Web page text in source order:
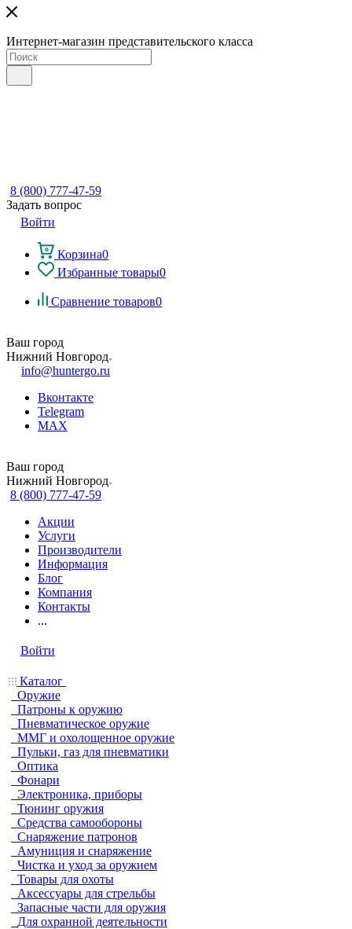
Интернет-магазин представительского класса
8 (800) 777-47-59
Задать вопрос
Войти
Корзина0
Избранные товары0
Сравнение товаров0
Ваш город
Нижний Новгород
info@huntergo.ru
Вконтакте
Telegram
MAX
Ваш город
Нижний Новгород
8 (800) 777-47-59
Акции
Услуги
Производители
Информация
Блог
Компания
Контакты
...
Войти
Каталог
Оружие
Патроны к оружию
Пневматическое оружие
ММГ и охолощенное оружие
Пульки, газ для пневматики
Оптика
Фонари
Электроника, приборы
Тюнинг оружия
Средства самообороны
Снаряжение патронов
Амуниция и снаряжение
Чистка и уход за оружием
Товары для охоты
Аксессуары для стрельбы
Запасные части для оружия
Для охранной деятельности